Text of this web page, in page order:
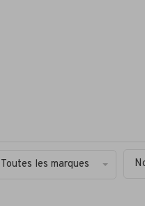
Toutes les marques